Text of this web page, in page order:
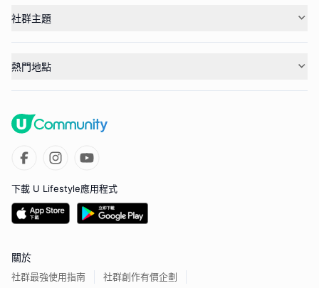
社群主題
熱門地點
下載 U Lifestyle應用程式
關於
社群最強使用指南 社群創作有價企劃